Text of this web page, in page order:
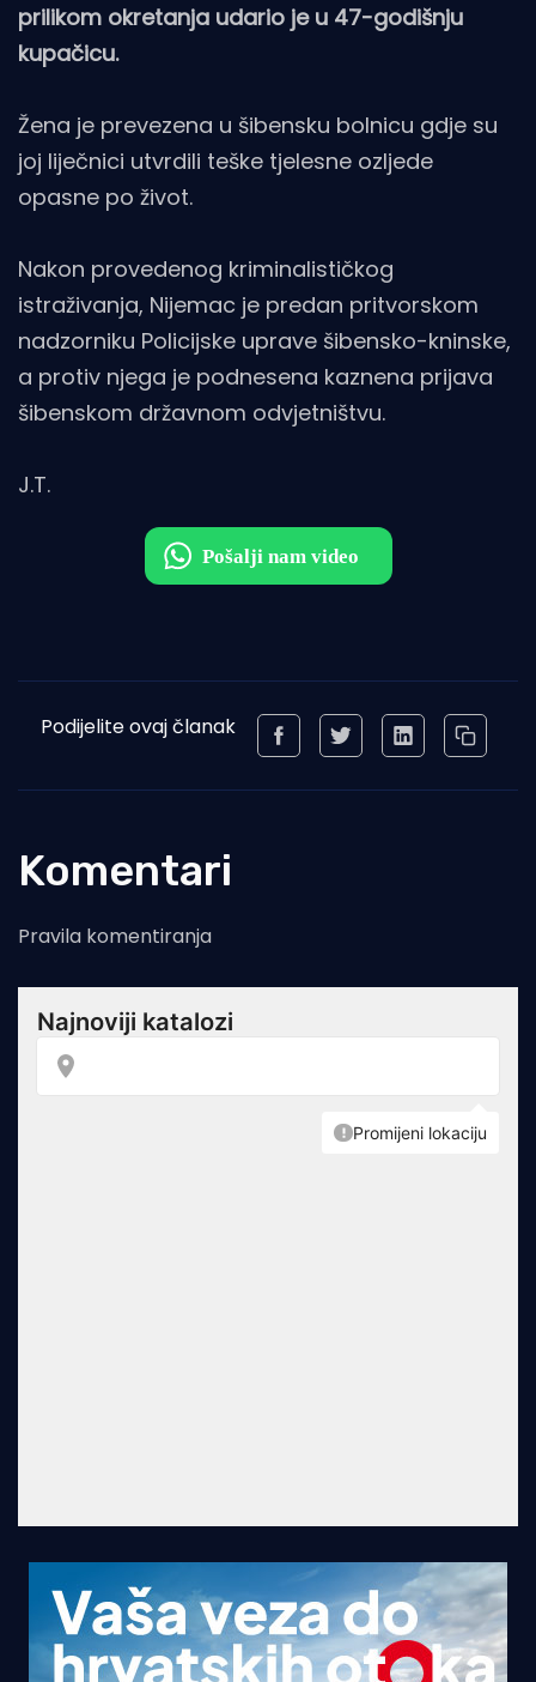
prilikom okretanja udario je u 47-godišnju
kupačicu.
Žena je prevezena u šibensku bolnicu gdje su
joj liječnici utvrdili teške tjelesne ozljede
opasne po život.
Nakon provedenog kriminalističkog
istraživanja, Nijemac je predan pritvorskom
nadzorniku Policijske uprave šibensko-kninske,
a protiv njega je podnesena kaznena prijava
šibenskom državnom odvjetništvu.
J.T.
Podijelite ovaj članak
Komentari
Pravila komentiranja